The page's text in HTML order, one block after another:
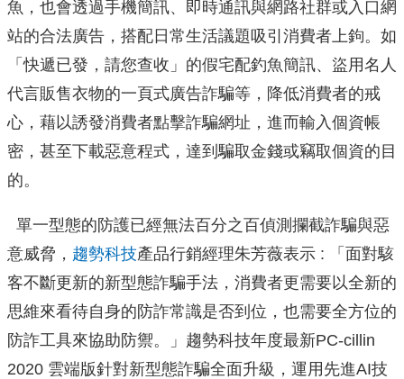
魚，也會透過手機簡訊、即時通訊與網路社群或入口網
站的合法廣告，搭配日常生活議題吸引消費者上鉤。如
「快遞已發，請您查收」的假宅配釣魚簡訊、盜用名人
代言販售衣物的一頁式廣告詐騙等，降低消費者的戒
心，藉以誘發消費者點擊詐騙網址，進而輸入個資帳
密，甚至下載惡意程式，達到騙取金錢或竊取個資的目
的。
單一型態的防護已經無法百分之百偵測攔截詐騙與惡
意威脅， 趨勢科技產品行銷經理朱芳薇表示 : 「面對駭
客不斷更新的新型態詐騙手法，消費者更需要以全新的
思維來看待自身的防詐常識是否到位，也需要全方位的
防詐工具來協助防禦。」趨勢科技年度最新PC-cillin
2020 雲端版針對新型態詐騙全面升級，運用先進AI技